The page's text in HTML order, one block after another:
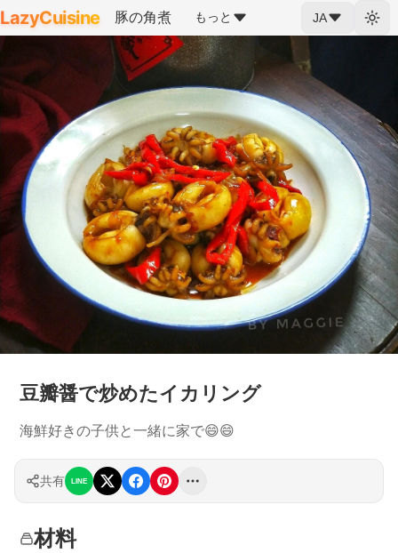
LazyCuisine 豚の角煮 もっと JA
豆瓣醤で炒めたイカリング
海鮮好きの子供と一緒に家で😄😄
共有 LINE
材料